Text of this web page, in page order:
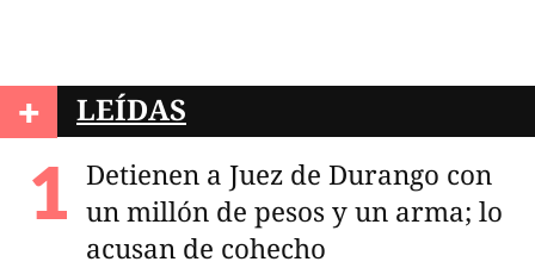
+ LEÍDAS
Detienen a Juez de Durango con
un millón de pesos y un arma; lo
acusan de cohecho